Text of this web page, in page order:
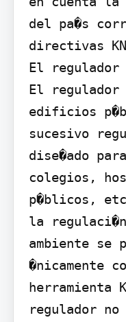
del pa�s
directivas
El regulador
El regulador
edificios
sucesivo
dise�ado
colegios,
p�blicos,
la
ambiente se
�nicamente
herramienta
regulador